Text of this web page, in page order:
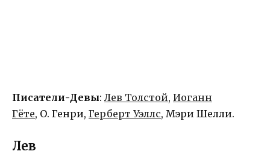
Писатели-Девы: Лев Толстой, Иоганн
Гёте, О. Генри, Герберт Уэллс, Мэри Шелли.
Лев